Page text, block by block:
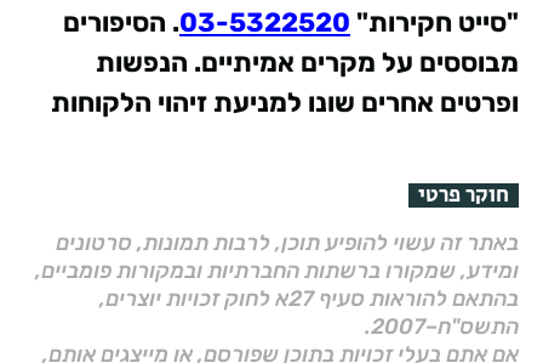
"סייט חקירות" 03-5322520. הסיפורים
מבוססים על מקרים אמיתיים. הנפשות
ופרטים אחרים שונו למניעת זיהוי הלקוחות
חוקר פרטי
באתר זה עשוי להופיע תוכן, לרבות תמונות, סרטונים
ומידע, שמקורו ברשתות החברתיות ובמקורות פומביים,
בהתאם להוראות סעיף 27א לחוק זכויות יוצרים,
התשס"ח–2007.
אם אתם בעלי זכויות בתוכן שפורסם, או מייצגים אותם,